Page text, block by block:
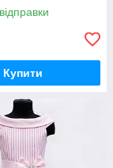
Купити